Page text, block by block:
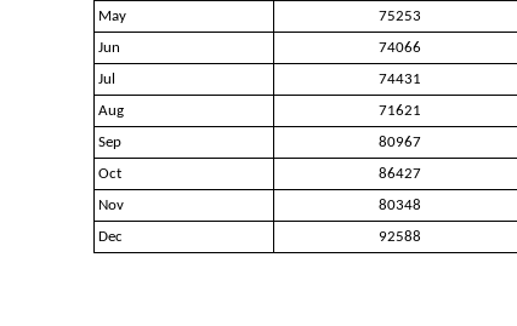
May
75253
Jun
74066
Jul
74431
Aug
71621
Sep
80967
Oct
86427
Nov
80348
Dec
92588